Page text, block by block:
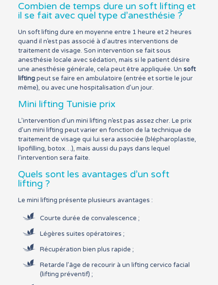
Combien de temps dure un soft lifting et
il se fait avec quel type d’anesthésie ?
Un soft lifting dure en moyenne entre 1 heure et 2 heures
quand il n’est pas associé à d’autres interventions de
traitement de visage. Son intervention se fait sous
anesthésie locale avec sédation, mais si le patient désire
une anesthésie générale, cela peut être appliquée. Un soft
liftingpeut se faire en ambulatoire (entrée et sortie le jour
même), ou avec une hospitalisation d’un jour.
Mini lifting Tunisie prix
L’intervention d’un mini lifting n’est pas assez cher. Le prix
d’un mini lifting peut varier en fonction de la technique de
traitement de visage qui lui sera associée (blépharoplastie,
lipofilling, botox…), mais aussi du pays dans lequel
l’intervention sera faite.
Quels sont les avantages d’un soft
lifting ?
Le mini lifting présente plusieurs avantages :
Courte durée de convalescence ;
Légères suites opératoires ;
Récupération bien plus rapide ;
Retarde l’âge de recourir à un lifting cervico facial
(lifting préventif) ;